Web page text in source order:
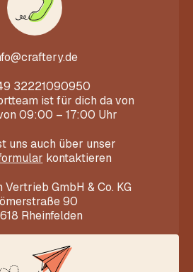
32221090950
ist für dich da von
09:00 – 17:00 Uhr
uns auch über unser
kontaktieren
Vertrieb GmbH & Co. KG
90
Rheinfelden